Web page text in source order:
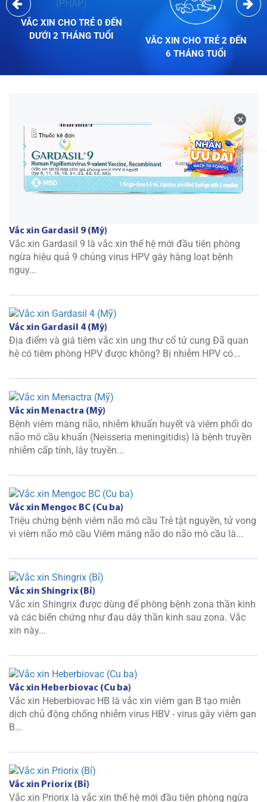
VẮC XIN CHO TRẺ 0 ĐẾN
DƯỚI 2 THÁNG TUỔI
VẮC XIN CHO TRẺ 2 ĐẾN
6 THÁNG TUỔI
Vắc xin Gardasil 9 (Mỹ)
Vắc xin Gardasil 9 là vắc xin thế hệ mới đầu tiên phòng
ngừa hiệu quả 9 chủng virus HPV gây hàng loạt bệnh
nguy...
Vắc xin Gardasil 4 (Mỹ)
Địa điểm và giá tiêm vắc xin ung thư cổ tử cung Đã quan
hệ có tiêm phòng HPV được không? Bị nhiễm HPV có...
Vắc xin Menactra (Mỹ)
Bệnh viêm màng não, nhiễm khuẩn huyết và viêm phổi do
não mô cầu khuẩn (Neisseria meningitidis) là bệnh truyền
nhiễm cấp tính, lây truyền...
Vắc xin Mengoc BC (Cu ba)
Triệu chứng bệnh viêm não mô cầu Trẻ tật nguyền, tử vong
vì viêm não mô cầu Viêm màng não do não mô cầu là...
Vắc xin Shingrix (Bỉ)
Vắc xin Shingrix được dùng để phòng bệnh zona thần kinh
và các biến chứng như đau dây thần kinh sau zona. Vắc
xin này...
Vắc xin Heberbiovac (Cu ba)
Vắc xin Heberbiovac HB là vắc xin viêm gan B tạo miễn
dịch chủ động chống nhiễm virus HBV - virus gây viêm gan
B...
Vắc xin Priorix (Bỉ)
Vắc xin Priorix là vắc xin thế hệ mới đầu tiên phòng ngừa
×